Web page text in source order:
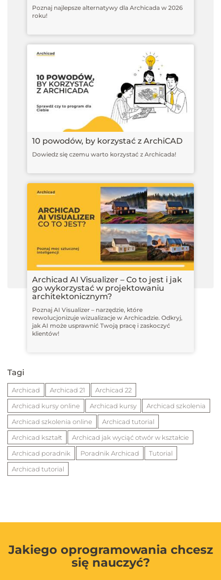
Poznaj najlepsze alternatywy dla Archicada w 2026
roku!
10 powodów, by korzystać z ArchiCAD
Dowiedz się czemu warto korzystać z Archicada!
Archicad AI Visualizer – Co to jest i jak
go wykorzystać w projektowaniu
architektonicznym?
Poznaj AI Visualizer – narzędzie, które
rewolucjonizuje wizualizacje w Archicadzie. Odkryj,
jak AI może usprawnić Twoją pracę i zaskoczyć
klientów!
Tagi
Archicad Archicad 21
Archicad 22
Archicad kursy online
Archicad kursy
Archicad szkolenia
Archicad szkolenia online
Archicad tutorial
Archicad kształt
Archicad jak wyciąć otwór w kształcie
Archicad poradnik
Poradnik Archicad
Tutorial
Archicad tutorial
Jakiego oprogramowania chcesz
się nauczyć?